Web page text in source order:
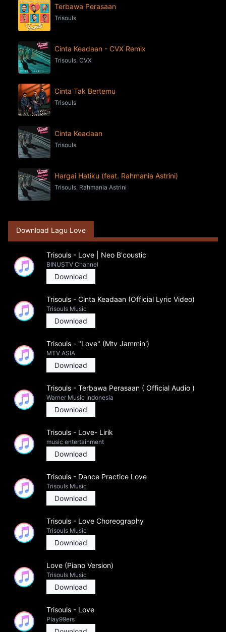
Terbawa Perasaan
Trisouls
Cinta Keadaan - CVX Remix
Trisouls, CVX
Cinta Tak Bertemu
Trisouls
Cinta Keadaan
Trisouls
Hargai Hatiku (feat. Rahmania Astrini)
Trisouls, Rahmania Astrini
Download Lagu Love
Trisouls - Love | Neo B'coustic
BINUSTV Channel
Download
Trisouls - Cinta Keadaan (Official Lyric Video)
Trisouls Music
Download
Trisouls - "Love" (Mtv Jammin')
MTV ASIA
Download
Trisouls - Terbawa Perasaan ( Official Audio )
Warner Music Indonesia
Download
Trisouls - Love- Lirik
music entertainment
Download
Trisouls - Dance Practice Love
Trisouls Music
Download
Trisouls - Love Choreography
Trisouls Music
Download
Love (Piano Version)
Trisouls Music
Download
Trisouls - Love
Play99ers